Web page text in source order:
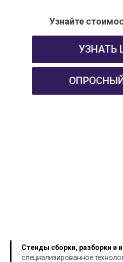
Узнайте
УЗНАТЬ
Стенды сборки, разборки и
специализированное